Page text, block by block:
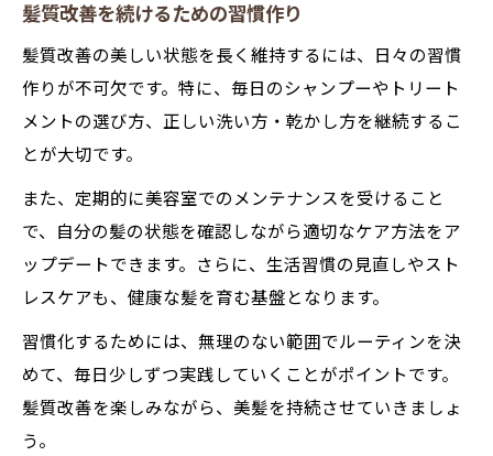
髪質改善を続けるための習慣作り
髪質改善の美しい状態を長く維持するには、日々の習慣
作りが不可欠です。特に、毎日のシャンプーやトリート
メントの選び方、正しい洗い方・乾かし方を継続するこ
とが大切です。
また、定期的に美容室でのメンテナンスを受けること
で、自分の髪の状態を確認しながら適切なケア方法をア
ップデートできます。さらに、生活習慣の見直しやスト
レスケアも、健康な髪を育む基盤となります。
習慣化するためには、無理のない範囲でルーティンを決
めて、毎日少しずつ実践していくことがポイントです。
髪質改善を楽しみながら、美髪を持続させていきましょ
う。